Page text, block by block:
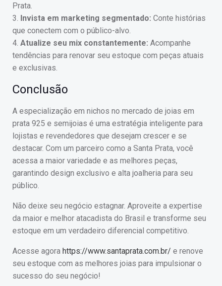
Prata.
3. Invista em marketing segmentado: Conte histórias
que conectem com o público-alvo.
4. Atualize seu mix constantemente: Acompanhe
tendências para renovar seu estoque com peças atuais
e exclusivas.
Conclusão
A especialização em nichos no mercado de joias em
prata 925 e semijoias é uma estratégia inteligente para
lojistas e revendedores que desejam crescer e se
destacar. Com um parceiro como a Santa Prata, você
acessa a maior variedade e as melhores peças,
garantindo design exclusivo e alta joalheria para seu
público.
Não deixe seu negócio estagnar. Aproveite a expertise
da maior e melhor atacadista do Brasil e transforme seu
estoque em um verdadeiro diferencial competitivo.
Acesse agora https://www.santaprata.com.br/ e renove
seu estoque com as melhores joias para impulsionar o
sucesso do seu negócio!